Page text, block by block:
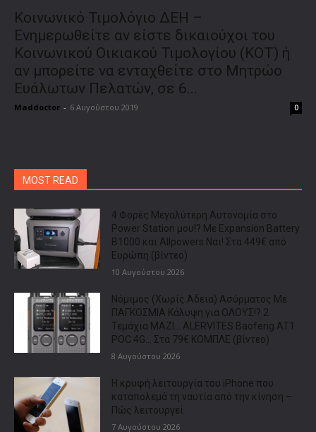
Κοινωνικό Τιμολόγιο ΔΕΗ –
Ενημερωθείτε αν είστε δικαιούχοι του
Κοινωνικού Οικιακού Τιμολογίου (ΚΟΤ) ή
αν μπορείτε να ενταχθείτε στο Μητρώο
Ευάλωτων Πελατών, σε 6...
Maddoctor - 6 Αυγούστου 2019 0
MOST READ
4 Φορές Μεγαλύτερη Αυτονομία στο
Power Station μου!? Με Expansion Battery
B1000 και Allpowers Ναι! Στα 449€ από
Ευρώπη (βίντεο)
10 Αυγούστου 2026
Νόμιμος (Χωρίς Άδεια) Ασύρματος Με
ΠΑΓΚΟΣΜΙΑ Κάλυψη για ΟΛΟΥΣ!? 2
Τεμάχια ΜΑΖΙ… ALERVITES Baofeng AT1
POC 4G… Στα 79€ ΚΟΜΠΛΕ (βίντεο)
8 Αυγούστου 2026
Η κρυφή λειτουργία του iPhone που
καταπολεμά τη ναυτία από την κίνηση –
Πώς λειτουργεί
7 Αυγούστου 2026